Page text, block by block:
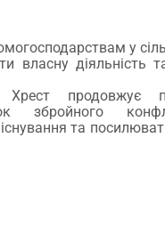
у
власну діяльність
Хрест продовжує
збройного
та